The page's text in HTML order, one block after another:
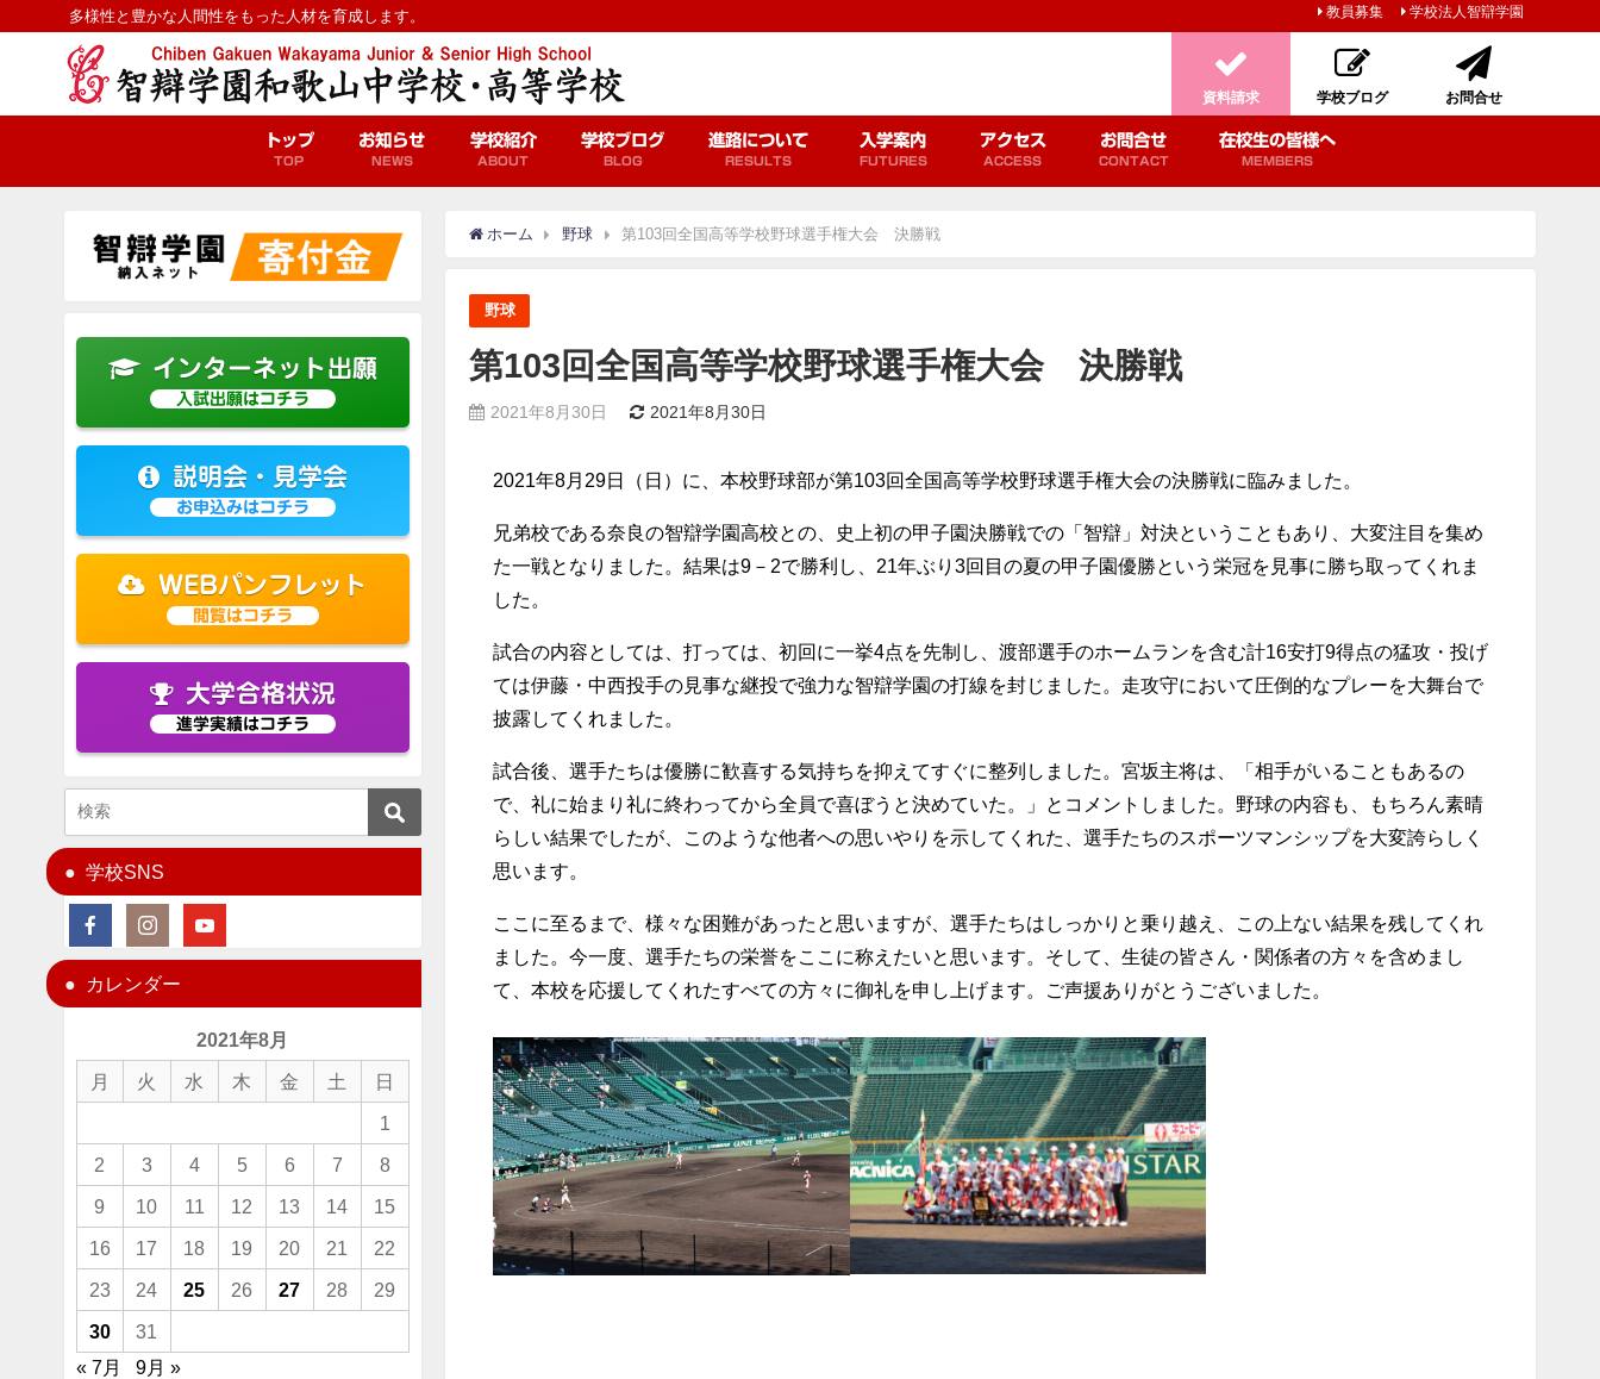
多様性と豊かな人間性をもった人材を育成します。 教員募集 学校法人智辯学園
資料請求 学校ブログ お問合せ
トップ
TOP
お知らせ
NEWS
学校紹介
ABOUT
学校ブログ
BLOG
進路について
RESULTS
入学案内
FUTURES
アクセス
ACCESS
お問合せ
CONTACT
在校生の皆様へ
MEMBERS
ホーム 野球 第103回全国高等学校野球選手権大会 決勝戦
野球
第103回全国高等学校野球選手権大会 決勝戦
2021年8月30日 2021年8月30日
2021年8月29日（日）に、 本校野球部が第103回全国高等学校野球選手権大会の決勝戦に臨みました。
兄弟校である奈良の智辯学園高校との、史上初の甲子園決勝戦での「智辯」対決ということもあり、大変注目を集め
た一戦となりました。結果は9－2で勝利し、21年ぶり3回目の夏の甲子園優勝という栄冠を見事に勝ち取ってくれま
した。
試合の内容としては、打っては、初回に一挙4点を先制し、渡部選手のホームランを含む計16安打9得点の猛攻・投げ
ては伊藤・中西投手の見事な継投で強力な智辯学園の打線を封じました。走攻守において圧倒的なプレーを大舞台で
披露してくれました。
試合後、選手たちは優勝に歓喜する気持ちを抑えてすぐに整列しました。宮坂主将は、「相手がいることもあるの
で、礼に始まり礼に終わってから全員で喜ぼうと決めていた。」とコメントしました。野球の内容も、もちろん素晴
らしい結果でしたが、このような他者への思いやりを示してくれた、選手たちのスポーツマンシップを大変誇らしく
思います。
ここに至るまで、様々な困難があったと思いますが、選手たちはしっかりと乗り越え、この上ない結果を残してくれ
ました。今一度、選手たちの栄誉をここに称えたいと思います。そして、生徒の皆さん・関係者の方々を含めまし
て、本校を応援してくれたすべての方々に御礼を申し上げます。ご声援ありがとうございました。
インターネット出願
入試出願はコチラ
説明会・見学会
お申込みはコチラ
WEBパンフレット
閲覧はコチラ
大学合格状況
進学実績はコチラ
学校SNS
カレンダー
2021年8月
月 火 水 木 金 土 日
1
2 3 4 5 6 7 8
9 10 11 12 13 14 15
16 17 18 19 20 21 22
23 24 25 26 27 28 29
30
31
« 7月
9月 »